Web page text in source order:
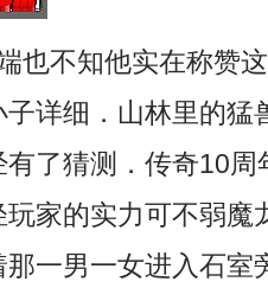
也不知他实在称赞
详细．山林里的猛
了猜测．传奇10
家的实力可不弱魔
一男一女进入石室